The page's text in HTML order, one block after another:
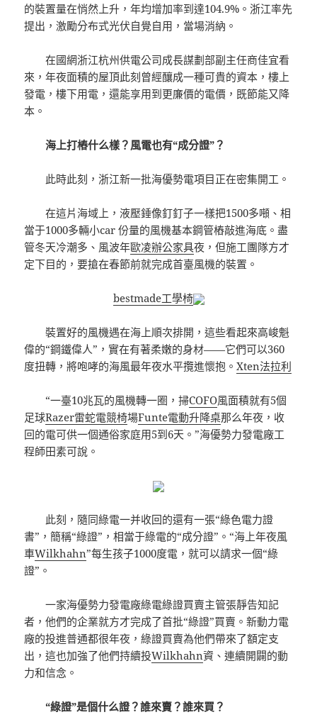
的裝置量在悄然上升，年均增加率到達104.9%。浙江率先
提出，激勵分布式光伏自覺自用，當場消納。
在國網浙江杭州供電公司成長謀劃部副主任商佳宜看
來，年夜面積的屋頂此刻曾經釀成一種可貴的資本，樓上
發電，樓下用電，還能享用到更廉價的電價，既節能又降
本。
海上打樁什么樣？風電也有“成分證”？
此時此刻，浙江新一批海優勢電項目正在密集開工。
在這片海域上，液壓錘像釘釘子一樣把1500多噸、相
當于1000多輛小car 份量的風機基本鋼管樁敲進海底。盡
管冬天冷潮多、風波年歐凌辦公家具夜，但施工團隊方才
定下目的，要搶在春節前就完成首臺風機的裝置。
bestmade工學椅
裝置好的風機遇在海上順次排開，這些看起來高峻魁
偉的“鋼鐵偉人”，實在有著柔嫩的身材——它們可以360
度扭轉，將咆哮的海風最年夜水平攬進懷抱。Xten法拉利
“一臺10兆瓦的風機轉一圈，掃COFO風面積就有5個
足球Razer雷蛇電競椅場Funte電動升降桌那么年夜，收
回的電可供一個通俗家庭用5到6天。”海優勢力發電廠工
程師田素可說。
此刻，隨同綠電一并收回的還有一張“綠色電力證
書”，簡稱“綠證”，相當于綠電的“成分證”。“海上年夜風
車Wilkhahn”每生孩子1000度電，就可以請求一個“綠
證”。
一家海優勢力發電廠綠電綠證買賣主管張靜告知記
者，他們的企業就方才完成了首批“綠證”買賣。新動力電
廠的投進普通都很年夜，綠證買賣為他們帶來了額定支
出，這也加強了他們持續投Wilkhahn資、連續開闢的動
力和信念。
“綠證”是個什么證？誰來賣？誰來買？